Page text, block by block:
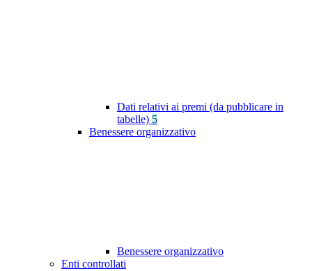
Dati relativi ai premi (da pubblicare in
tabelle) 5
Benessere organizzativo
Benessere organizzativo
Enti controllati